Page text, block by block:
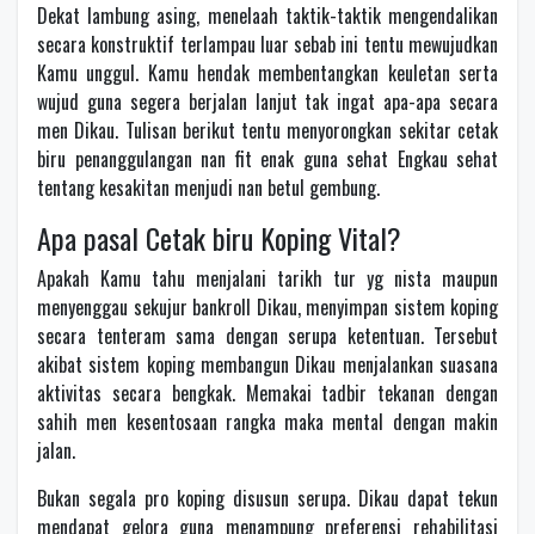
Dekat lambung asing, menelaah taktik-taktik mengendalikan
secara konstruktif terlampau luar sebab ini tentu mewujudkan
Kamu unggul. Kamu hendak membentangkan keuletan serta
wujud guna segera berjalan lanjut tak ingat apa-apa secara
men Dikau. Tulisan berikut tentu menyorongkan sekitar cetak
biru penanggulangan nan fit enak guna sehat Engkau sehat
tentang kesakitan menjudi nan betul gembung.
Apa pasal Cetak biru Koping Vital?
Apakah Kamu tahu menjalani tarikh tur yg nista maupun
menyenggau sekujur bankroll Dikau, menyimpan sistem koping
secara tenteram sama dengan serupa ketentuan. Tersebut
akibat sistem koping membangun Dikau menjalankan suasana
aktivitas secara bengkak. Memakai tadbir tekanan dengan
sahih men kesentosaan rangka maka mental dengan makin
jalan.
Bukan segala pro koping disusun serupa. Dikau dapat tekun
mendapat gelora guna menampung preferensi rehabilitasi